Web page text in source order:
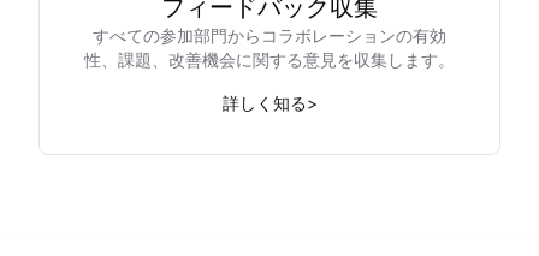
フィードバック収集
すべての参加部門からコラボレーションの有効
性、課題、改善機会に関する意見を収集します。
詳しく知る>